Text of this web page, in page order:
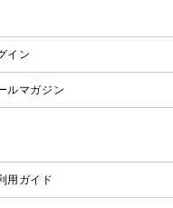
イン
ルマガジン
用ガイド